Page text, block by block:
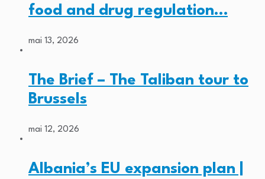
food and drug regulation…
mai 13, 2026
The Brief – The Taliban tour to
Brussels
mai 12, 2026
Albania’s EU expansion plan |